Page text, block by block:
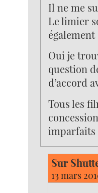
Il ne me
Le limier
Oui je
question
d’accord
Tous les
imparfaits
Sur
13 mars